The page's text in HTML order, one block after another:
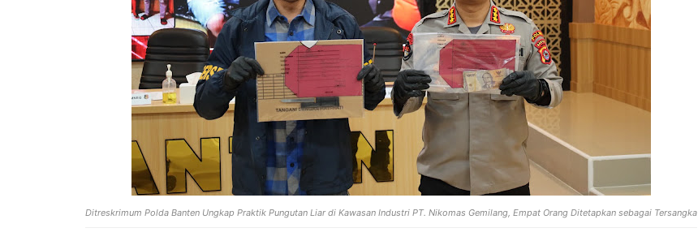
Ditreskrimum Polda Banten Ungkap Praktik Pungutan Liar di Kawasan Industri PT. Nikomas Gemilang, Empat Orang Ditetapkan sebagai Tersangka